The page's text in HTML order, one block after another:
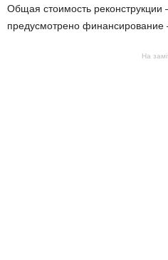
Общая стоимость
предусмотрено финансирование
На